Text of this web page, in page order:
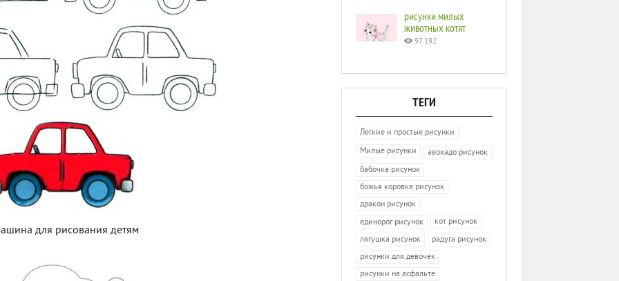
для рисования детям
рисунки милых
животных котят
97 192
ТЕГИ
Легкие и простые рисунки
Милые рисунки
авокадо рисунок
бабочка рисунок
божья коровка рисунок
дракон рисунок
единорог рисунок
кот рисунок
лягушка рисунок
радуга рисунок
рисунки для девочек
рисунки на асфальте